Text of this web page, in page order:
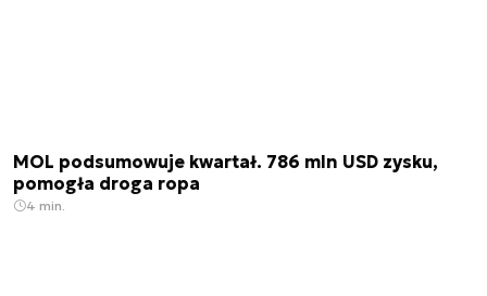
MOL podsumowuje kwartał. 786 mln USD zysku,
pomogła droga ropa
4 min.